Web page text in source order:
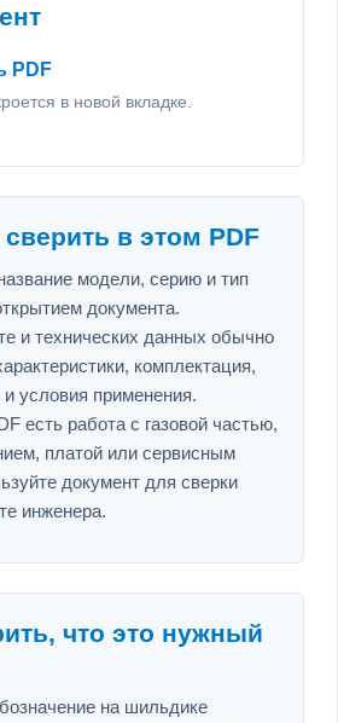
PDF
в новой вкладке.
в этом PDF
модели, серию и тип
документа.
и технических данных обычно
комплектация,
и условия применения.
есть работа с газовой частью,
платой или сервисным
документ для сверки
инженера.
что это нужный
на шильдике